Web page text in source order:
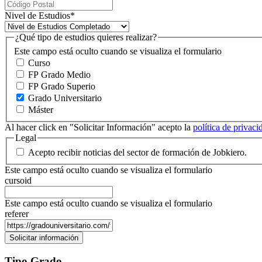
Nivel de Estudios*
Este campo está oculto cuando se visualiza el formulario
¿Qué tipo de estudios quieres realizar?
Curso
FP Grado Medio
FP Grado Superio
Grado Universitario
Máster
Al hacer click en "Solicitar Información" acepto la política de
Legal
Acepto recibir noticias del sector de formación de Jobkiero.
Este campo está oculto cuando se visualiza el formulario
cursoid
Este campo está oculto cuando se visualiza el formulario
referer